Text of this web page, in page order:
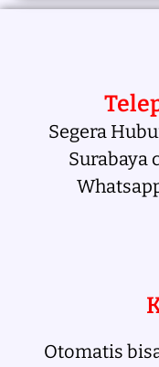
Segera
Surabaya
Otomatis